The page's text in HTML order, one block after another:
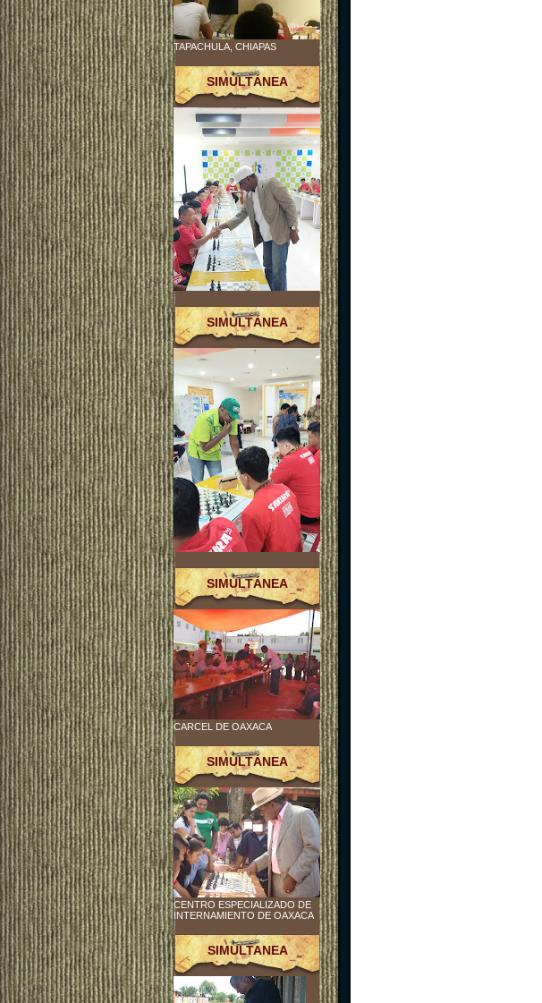
TAPACHULA, CHIAPAS
SIMULTÁNEA
SIMULTÁNEA
SIMULTÁNEA
CARCEL DE OAXACA
SIMULTÁNEA
CENTRO ESPECIALIZADO DE
INTERNAMIENTO DE OAXACA
SIMULTANEA